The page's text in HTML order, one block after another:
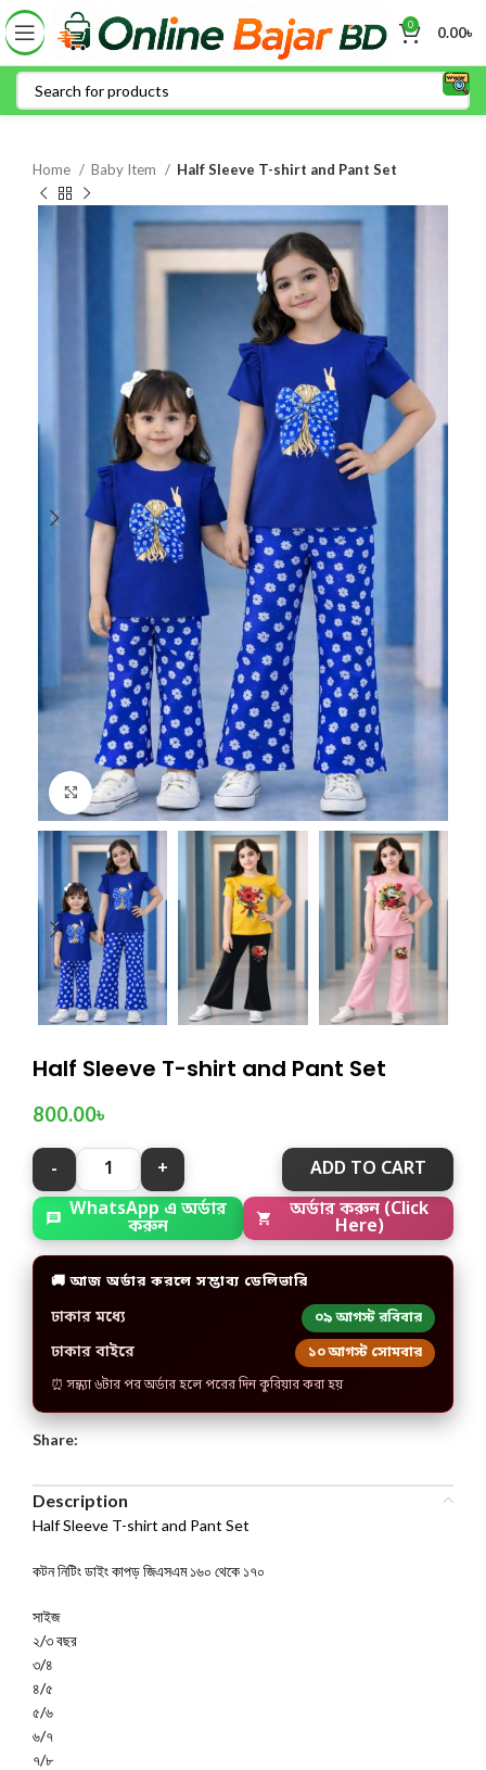
0 0.00৳
Home Baby Item Half Sleeve T-shirt and Pant Set
Click to enlarge
Half Sleeve T-shirt and Pant Set
800.00৳
ADD TO CART
WhatsApp এ অর্ডার
করুন
অর্ডার করুন (Click
Here)
🚚 আজ অর্ডার করলে সম্ভাব্য ডেলিভারি
ঢাকার মধ্যে ০৯ আগস্ট রবিবার
ঢাকার বাইরে ১০ আগস্ট সোমবার
⏰ সন্ধ্যা ৬টার পর অর্ডার হলে পরের দিন কুরিয়ার করা হয়
Share:
Description
Half Sleeve T-shirt and Pant Set
কটন নিটিং ডাইং কাপড় জিএসএম ১৬০ থেকে ১৭০
সাইজ
২/৩ বছর
৩/৪
৪/৫
৫/৬
৬/৭
৭/৮